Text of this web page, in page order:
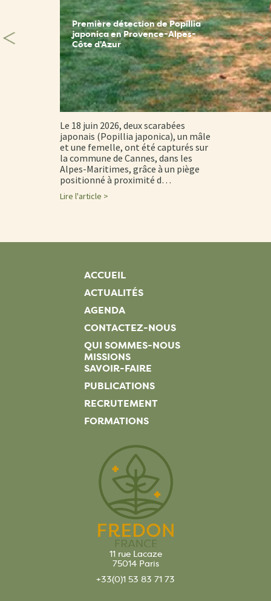
Première détection de Popillia
japonica en Provence-Alpes-
Côte d'Azur
Le 18 juin 2026, deux scarabées
japonais (Popillia japonica), un mâle
et une femelle, ont été capturés sur
la commune de Cannes, dans les
Alpes-Maritimes, grâce à un piège
positionné à proximité d…
Lire l'article >
ACCUEIL
ACTUALITÉS
AGENDA
CONTACTEZ-NOUS
QUI SOMMES-NOUS
MISSIONS
SAVOIR-FAIRE
PUBLICATIONS
RECRUTEMENT
FORMATIONS
11 rue Lacaze
75014 Paris
+33(0)1 53 83 71 73